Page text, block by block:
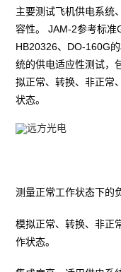
主要测试飞机供电系统
容性。 JAM-2参考标准
HB20326、DO-160G
统的供电适应性测试，
拟正常、转换、非正常
状态。
测量正常工作状态下的
模拟正常、转换、非正
作状态。